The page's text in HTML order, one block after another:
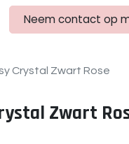
Neem contact op
Crystal Zwart Rose
Zwart